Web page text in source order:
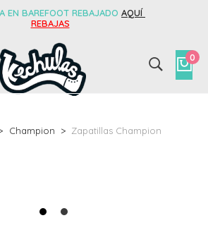
EN BAREFOOT REBAJADO AQUÍ
REBAJAS
0
Champion
Zapatillas Champion